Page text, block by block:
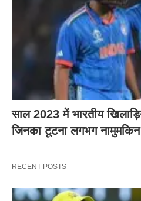
साल 2023 में भारतीय
जिनका टूटना लगभग नामुमकिन
RECENT POSTS